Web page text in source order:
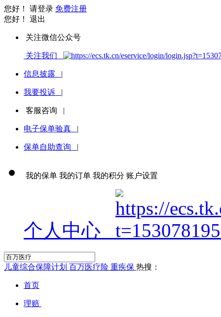
您好！ 请登录 免费注册
您好！ 退出
关注微信公众号
关注我们
信息披露 |
我要投诉 |
客服咨询 |
电子保单验真 |
保单自助查询 |
我的保单 我的订单 我的积分 账户设置
个人中心
儿童综合保障计划 百万医疗险 重疾保 热搜：
首页
理赔